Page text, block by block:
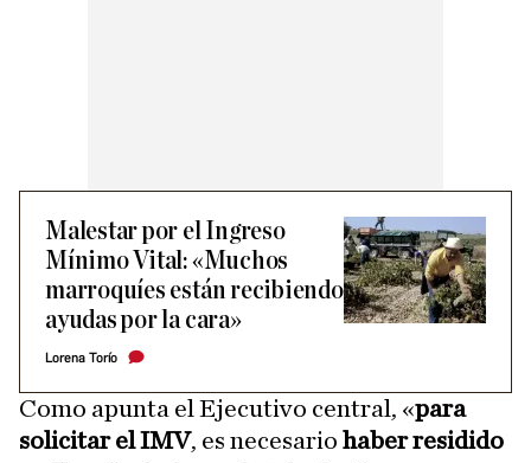
Malestar por el Ingreso
Mínimo Vital: «Muchos
marroquíes están recibiendo
ayudas por la cara»
Lorena Torío
Como apunta el Ejecutivo central, «para
solicitar el IMV, es necesario haber residido